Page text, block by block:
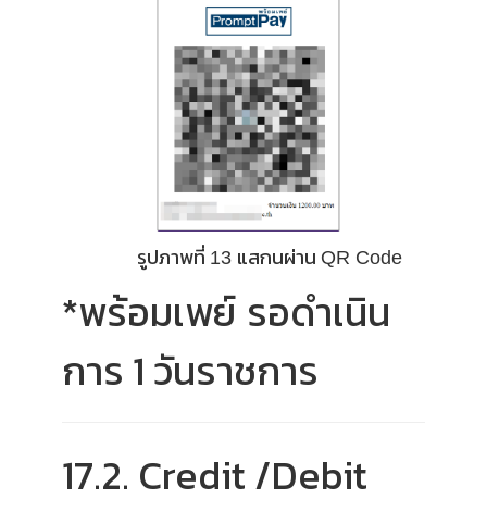
รูปภาพที่ 13 แสกนผ่าน QR Code
*พร้อมเพย์ รอดำเนิน
การ 1 วันราชการ
17.2. Credit /Debit